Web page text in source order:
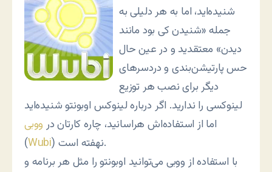
شنیده‌اید، اما به هر دلیلی به
جمله «شنیدن کی بود مانند
دیدن» معتقدید و در عین حال
حس پارتیشن‌بندی و دردسرهای
دیگر برای نصب هر توزیع
لینوکسی را ندارید. اگر درباره لینوکس اوبونتو شنیده‌اید
اما از استفاده‌اش هراسانید، چاره کارتان در ووبی
(Wubi
) نهفته است.
با استفاده از ووبی می‌توانید اوبونتو را مثل هر برنامه و